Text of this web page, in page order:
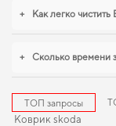
+ Как легко чистить
+ Сколько времени
ТОП запросы
Коврик skoda